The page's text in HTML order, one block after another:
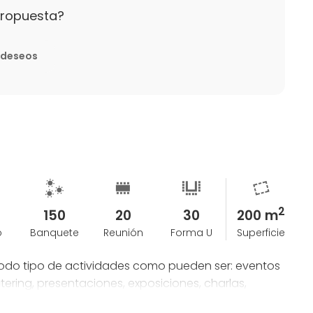
150
Banquete
20
Reunión
30
Forma U
200 m2
Superficie
tipo de actividades como pueden ser: eventos
presentaciones, exposiciones, charlas,
cortos, estatic dance, yoga, talleres